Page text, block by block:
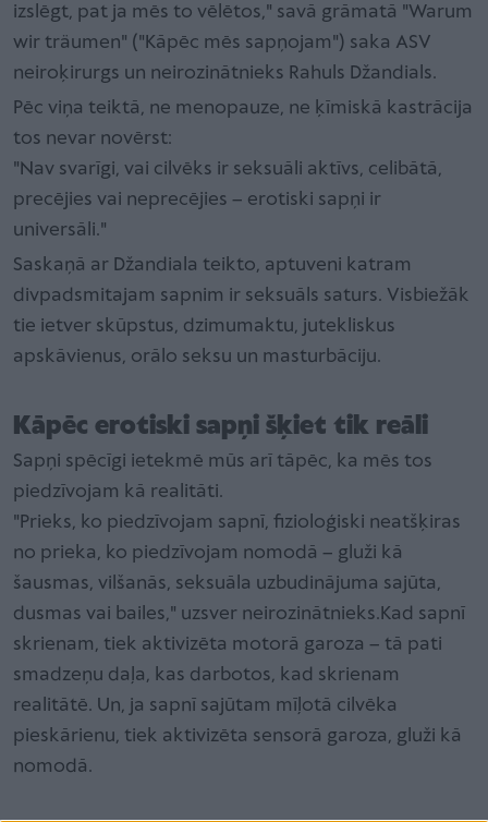
izslēgt, pat ja mēs to vēlētos," savā grāmatā "Warum
wir träumen" ("Kāpēc mēs sapņojam") saka ASV
neiroķirurgs un neirozinātnieks Rahuls Džandials.
Pēc viņa teiktā, ne menopauze, ne ķīmiskā kastrācija
tos nevar novērst:
"Nav svarīgi, vai cilvēks ir seksuāli aktīvs, celibātā,
precējies vai neprecējies – erotiski sapņi ir
universāli."
Saskaņā ar Džandiala teikto, aptuveni katram
divpadsmitajam sapnim ir seksuāls saturs. Visbiežāk
tie ietver skūpstus, dzimumaktu, jutekliskus
apskāvienus, orālo seksu un masturbāciju.
Kāpēc erotiski sapņi šķiet tik reāli
Sapņi spēcīgi ietekmē mūs arī tāpēc, ka mēs tos
piedzīvojam kā realitāti.
"Prieks, ko piedzīvojam sapnī, fizioloģiski neatšķiras
no prieka, ko piedzīvojam nomodā – gluži kā
šausmas, vilšanās, seksuāla uzbudinājuma sajūta,
dusmas vai bailes," uzsver neirozinātnieks.Kad sapnī
skrienam, tiek aktivizēta motorā garoza – tā pati
smadzeņu daļa, kas darbotos, kad skrienam
realitātē. Un, ja sapnī sajūtam mīļotā cilvēka
pieskārienu, tiek aktivizēta sensorā garoza, gluži kā
nomodā.